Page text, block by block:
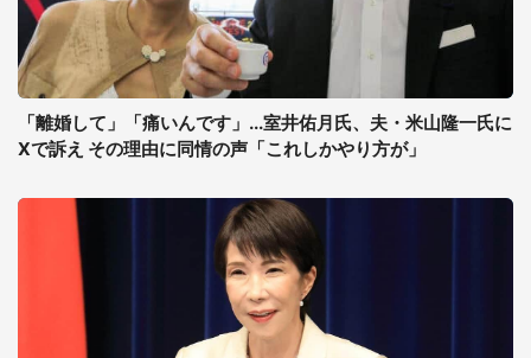
「離婚して」「痛いんです」...室井佑月氏、夫・米山隆一氏に
Xで訴え その理由に同情の声「これしかやり方が」